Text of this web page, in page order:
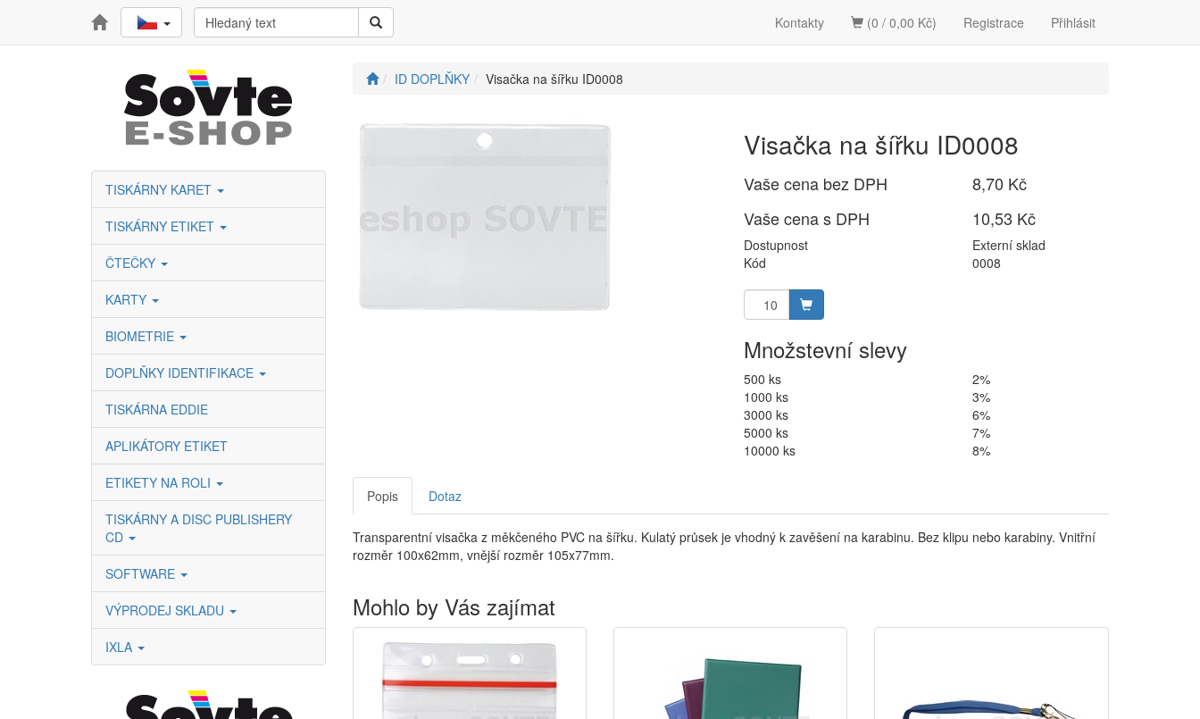
Registrace Přihlásit
Kontakty (0 / 0,00 Kč)
TISKÁRNY KARET
TISKÁRNY ETIKET
ČTEČKY
KARTY
BIOMETRIE
DOPLŇKY IDENTIFIKACE
TISKÁRNA EDDIE
APLIKÁTORY ETIKET
ETIKETY NA ROLI
TISKÁRNY A DISC PUBLISHERY
CD
SOFTWARE
VÝPRODEJ SKLADU
IXLA
ID DOPLŇKY Visačka na šířku ID0008
Visačka na šířku ID0008
Vaše cena bez DPH
8,70 Kč
Vaše cena s DPH
10,53 Kč
Dostupnost
Externí sklad
Kód
0008
Množstevní slevy
500 ks
2%
1000 ks
3%
3000 ks
6%
5000 ks
7%
10000 ks
8%
Popis Dotaz
Transparentní visačka z měkčeného PVC na šířku. Kulatý průsek je vhodný k zavěšení na karabinu. Bez klipu nebo karabiny. Vnitřní
rozměr 100x62mm, vnější rozměr 105x77mm.
Mohlo by Vás zajímat